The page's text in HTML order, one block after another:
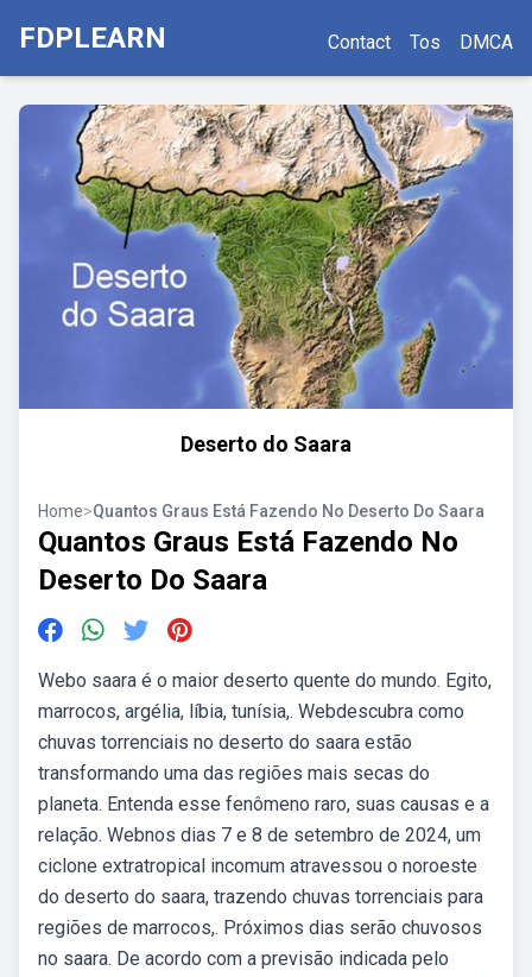
FDPLEARN Contact Tos DMCA
Deserto do Saara
Home>Quantos Graus Está Fazendo No Deserto Do Saara
Quantos Graus Está Fazendo No
Deserto Do Saara
Webo saara é o maior deserto quente do mundo. Egito,
marrocos, argélia, líbia, tunísia,. Webdescubra como
chuvas torrenciais no deserto do saara estão
transformando uma das regiões mais secas do
planeta. Entenda esse fenômeno raro, suas causas e a
relação. Webnos dias 7 e 8 de setembro de 2024, um
ciclone extratropical incomum atravessou o noroeste
do deserto do saara, trazendo chuvas torrenciais para
regiões de marrocos,. Próximos dias serão chuvosos
no saara. De acordo com a previsão indicada pelo